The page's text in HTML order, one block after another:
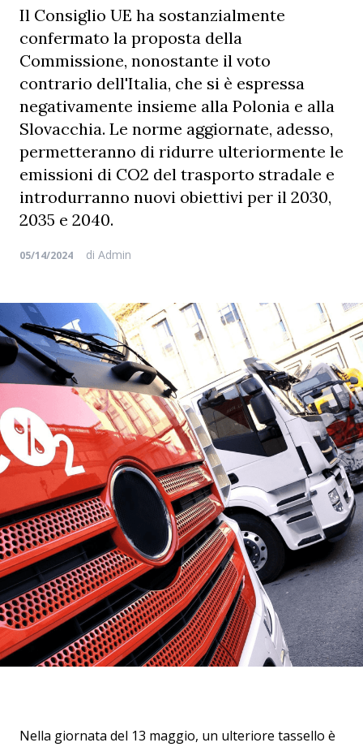
Il Consiglio UE ha sostanzialmente
confermato la proposta della
Commissione, nonostante il voto
contrario dell'Italia, che si è espressa
negativamente insieme alla Polonia e alla
Slovacchia. Le norme aggiornate, adesso,
permetteranno di ridurre ulteriormente le
emissioni di CO2 del trasporto stradale e
introdurranno nuovi obiettivi per il 2030,
2035 e 2040.
05/14/2024 di Admin
Nella giornata del 13 maggio, un ulteriore tassello è